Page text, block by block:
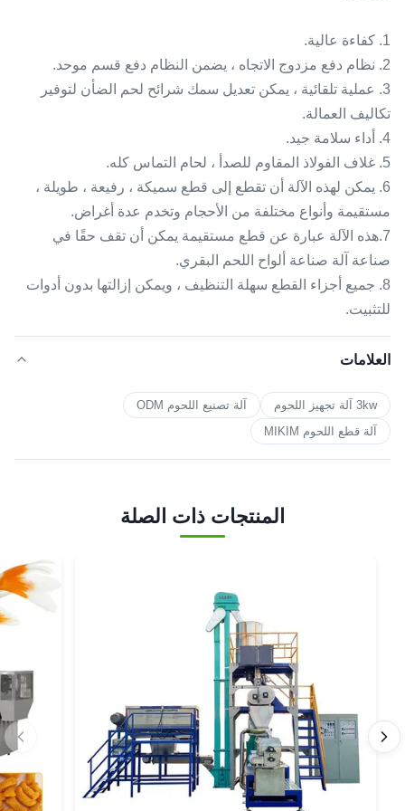
1. كفاءة عالية.
2. نظام دفع مزدوج الاتجاه ، يضمن النظام دفع قسم موحد.
3. عملية تلقائية ، يمكن تعديل سمك شرائح لحم الضأن لتوفير
تكاليف العمالة.
4. أداء سلامة جيد.
5. غلاف الفولاذ المقاوم للصدأ ، لحام التماس كله.
6. يمكن لهذه الآلة أن تقطع إلى قطع سميكة ، رفيعة ، طويلة ،
مستقيمة وأنواع مختلفة من الأحجام وتخدم عدة أغراض.
7.هذه الآلة عبارة عن قطع مستقيمة يمكن أن تقف حقًا في
صناعة آلة صناعة ألواح اللحم البقري.
8. جميع أجزاء القطع سهلة التنظيف ، ويمكن إزالتها بدون أدوات
للتثبيت.
العلامات
3kw آلة تجهيز اللحوم
آلة تصنيع اللحوم ODM
آلة قطع اللحوم MIKIM
المنتجات ذات الصلة